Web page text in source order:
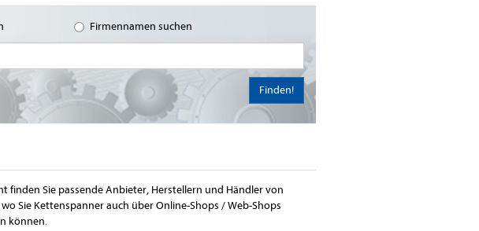
Firmennamen suchen
Finden!
finden Sie passende Anbieter, Herstellern und Händler von
Sie Kettenspanner auch über Online-Shops / Web-Shops
können.